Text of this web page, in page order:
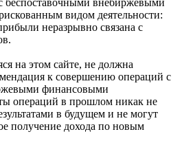
видом деятельности:
неразрывно связана с
на этом сайте, не должна
к совершению операций с
финансовыми
операций в прошлом никак не
в будущем и не могут
получение дохода по новым